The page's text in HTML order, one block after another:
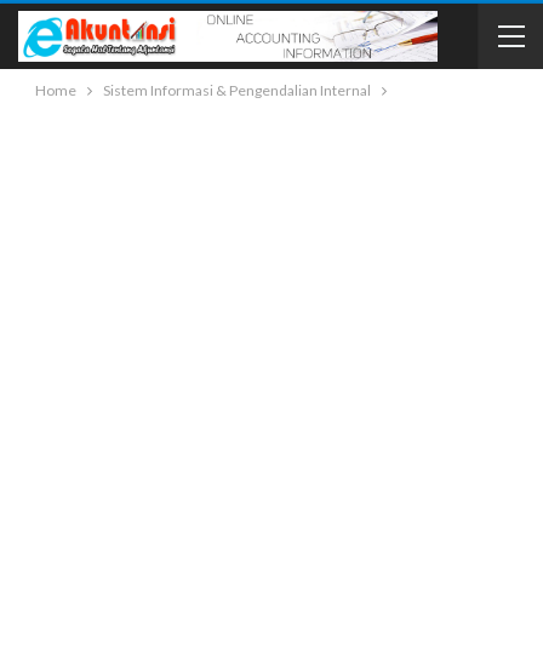
Home Sistem Informasi & Pengendalian Internal